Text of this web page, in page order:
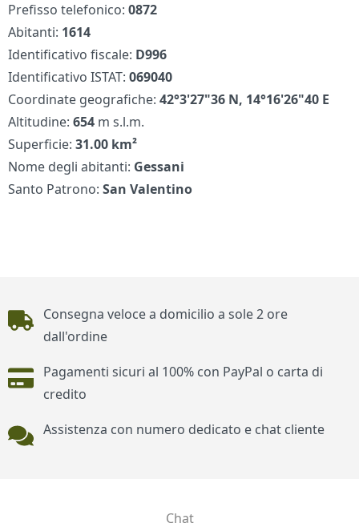
Prefisso telefonico:0872
Abitanti: 1614
Identificativo fiscale: D996
Identificativo ISTAT:069040
Coordinate geografiche:42°3'27"36 N, 14°16'26"40 E
Altitudine:654 m s.l.m.
Superficie:31.00 km²
Nome degli abitanti: Gessani
Santo Patrono:San Valentino
Piè di pagina
Consegna veloce a domicilio a sole 2 ore
dall'ordine
Pagamenti sicuri al 100% con PayPal o carta di
credito
Assistenza con numero dedicato e chat cliente
Chat